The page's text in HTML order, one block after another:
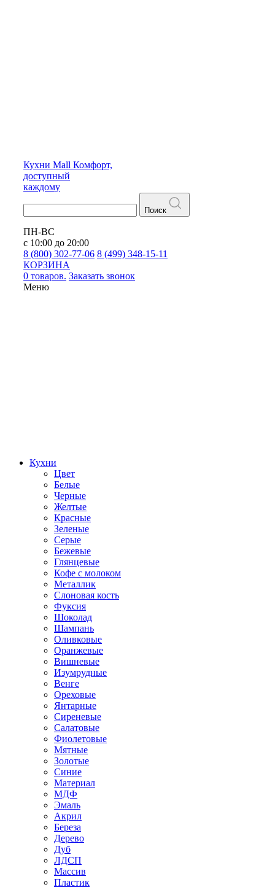
Кухни Mall Комфорт,
доступный
каждому
Поиск
ПН-ВС
с 10:00 до 20:00
8 (800) 302-77-06 8 (499) 348-15-11
КОРЗИНА
0 товаров. Заказать звонок
Меню
Кухни
Цвет
Белые
Черные
Желтые
Красные
Зеленые
Серые
Бежевые
Глянцевые
Кофе с молоком
Металлик
Слоновая кость
Фуксия
Шоколад
Шампань
Оливковые
Оранжевые
Вишневые
Изумрудные
Венге
Ореховые
Янтарные
Сиреневые
Салатовые
Фиолетовые
Мятные
Золотые
Синие
Материал
МДФ
Эмаль
Акрил
Береза
Дерево
Дуб
ЛДСП
Массив
Пластик